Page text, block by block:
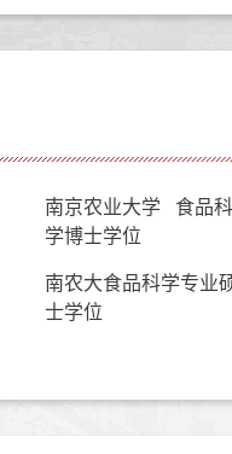
南京农业大学 食品
学博士学位
南农大食品科学专业
士学位